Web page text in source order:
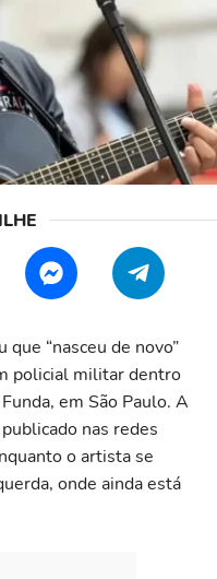
“nasceu de novo”
policial militar dentro
em São Paulo. A
nas redes
o artista se
onde ainda está